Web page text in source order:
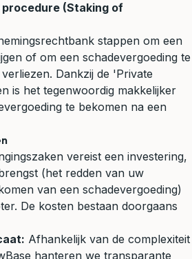
(Staking of
stappen om een
of om een schadevergoeding te
Dankzij de 'Private
is het tegenwoordig makkelijker
te bekomen na een
vereist een investering,
(het redden van uw
van een schadevergoeding)
De kosten bestaan doorgaans
Afhankelijk van de complexiteit
hanteren we transparante